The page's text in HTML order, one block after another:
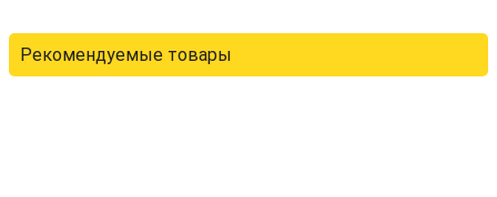
Рекомендуемые товары